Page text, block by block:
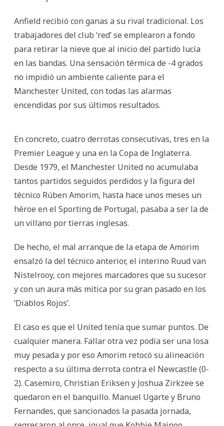
Anfield recibió con ganas a su rival tradicional. Los
trabajadores del club ‘red’ se emplearon a fondo
para retirar la nieve que al inicio del partido lucía
en las bandas. Una sensación térmica de -4 grados
no impidió un ambiente caliente para el
Manchester United, con todas las alarmas
encendidas por sus últimos resultados.
En concreto, cuatro derrotas consecutivas, tres en la
Premier League y una en la Copa de Inglaterra.
Desde 1979, el Manchester United no acumulaba
tantos partidos seguidos perdidos y la figura del
técnico Rúben Amorim, hasta hace unos meses un
héroe en el Sporting de Portugal, pasaba a ser la de
un villano por tierras inglesas.
De hecho, el mal arranque de la etapa de Amorim
ensalzó la del técnico anterior, el interino Ruud van
Nistelrooy, con mejores marcadores que su sucesor
y con un aura más mítica por su gran pasado en los
‘Diablos Rojos’.
El caso es que el United tenía que sumar puntos. De
cualquier manera. Fallar otra vez podía ser una losa
muy pesada y por eso Amorim retocó su alineación
respecto a su última derrota contra el Newcastle (0-
2). Casemiro, Christian Eriksen y Joshua Zirkzee se
quedaron en el banquillo. Manuel Ugarte y Bruno
Fernandes, que sancionados la pasada jornada,